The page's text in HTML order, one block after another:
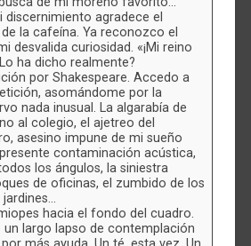
discernimiento agradece el
la cafeína. Ya reconozco el
desvalida curiosidad. «¡Mi reino
ha dicho realmente?
por Shakespeare. Accedo a
asomándome por la
nada inusual. La algarabía de
al colegio, el ajetreo del
asesino impune de mi sueño
contaminación acústica,
los ángulos, la siniestra
de oficinas, el zumbido de los
hacia el fondo del cuadro.
un largo lapso de contemplación